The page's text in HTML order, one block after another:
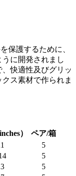
保護するために、
に開発されまし
快適性及びグリッ
ス素材で作られま
）
ペア/箱
5
5
5